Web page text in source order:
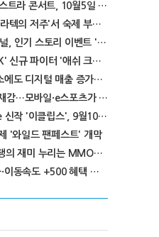
'러브 라이브!' 15주년 오케스트라 콘서트, 10월5일 한국서 첫 해외 공연
[인터뷰] WoW 개발진 "'울라텍의 저주'서 숙제 부담 줄이고 보상 높여"
SD건담 지 제네레이션 이터널, 인기 스토리 이벤트 '라크로아의 용사' 재개최
넷마블, '킹 오브 파이터 AFK' 신규 파이터 '애쉬 크림존' 업데이트
닌텐도, 스위치2 판매량 감소에도 디지털 매출 증가로 영익 급증
사우디서 커지는 K-게임 존재감…모바일·e스포츠가 이끌었다
플레이 부담 낮춘 MMOLite 신작 '이클립스', 9월10일 출격
'와일드 팬페스트' 개막
'제우스' 개발팀 "모두가 경쟁의 재미 누리는 MMORPG로 만들 것"
니다온라인, '밀짚모자' 강화·이동속도 +500 혜택 이벤트 진행